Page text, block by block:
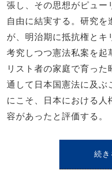
張し、その思想がピュー
自由に結実する。研究を
が、明治期に抵抗権とキ
考究しつつ憲法私案を起
リスト者の家庭で育っ
通して日本国憲法に及ぶ
にこそ、日本における人
容があったと評価する
続き